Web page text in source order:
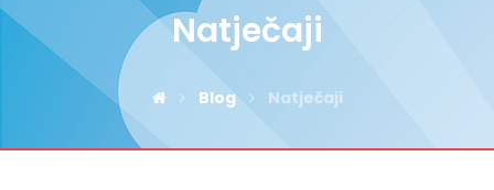
Natječaji
Blog Natječaji